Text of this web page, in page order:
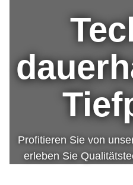
Profitieren Sie von
erleben Sie